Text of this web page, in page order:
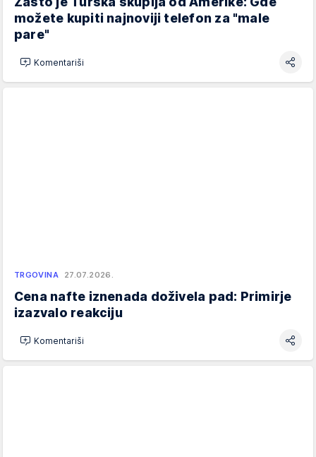
možete kupiti najnoviji telefon za "male
pare"
Komentariši
TRGOVINA 27.07.2026.
Cena nafte iznenada doživela pad: Primirje
izazvalo reakciju
Komentariši